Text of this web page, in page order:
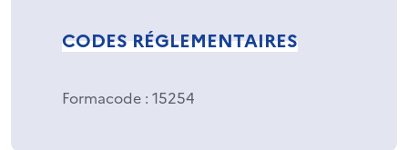
CODES RÉGLEMENTAIRES
Formacode : 15254